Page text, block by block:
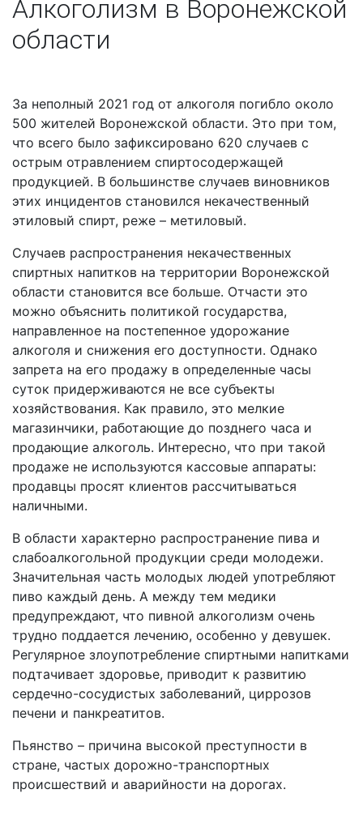
Алкоголизм в Воронежской
области
За неполный 2021 год от алкоголя погибло около
500 жителей Воронежской области. Это при том,
что всего было зафиксировано 620 случаев с
острым отравлением спиртосодержащей
продукцией. В большинстве случаев виновников
этих инцидентов становился некачественный
этиловый спирт, реже – метиловый.
Случаев распространения некачественных
спиртных напитков на территории Воронежской
области становится все больше. Отчасти это
можно объяснить политикой государства,
направленное на постепенное удорожание
алкоголя и снижения его доступности. Однако
запрета на его продажу в определенные часы
суток придерживаются не все субъекты
хозяйствования. Как правило, это мелкие
магазинчики, работающие до позднего часа и
продающие алкоголь. Интересно, что при такой
продаже не используются кассовые аппараты:
продавцы просят клиентов рассчитываться
наличными.
В области характерно распространение пива и
слабоалкогольной продукции среди молодежи.
Значительная часть молодых людей употребляют
пиво каждый день. А между тем медики
предупреждают, что пивной алкоголизм очень
трудно поддается лечению, особенно у девушек.
Регулярное злоупотребление спиртными напитками
подтачивает здоровье, приводит к развитию
сердечно-сосудистых заболеваний, циррозов
печени и панкреатитов.
Пьянство – причина высокой преступности в
стране, частых дорожно-транспортных
происшествий и аварийности на дорогах.